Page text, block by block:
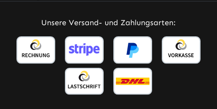
Unsere Versand- und Zahlungsarten: